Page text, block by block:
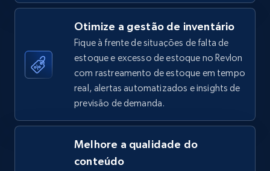
price, Final price, Discount percent, and more.
667+ Comece agora
TikTok Shop - discover records by shop url
price, Final price, Discount percent, and more.
Otimize a gestão de inventário
Fique à frente de situações de falta de
estoque e excesso de estoque no Revlon
com rastreamento de estoque em tempo
real, alertas automatizados e insights de
previsão de demanda.
Melhore a qualidade do
conteúdo